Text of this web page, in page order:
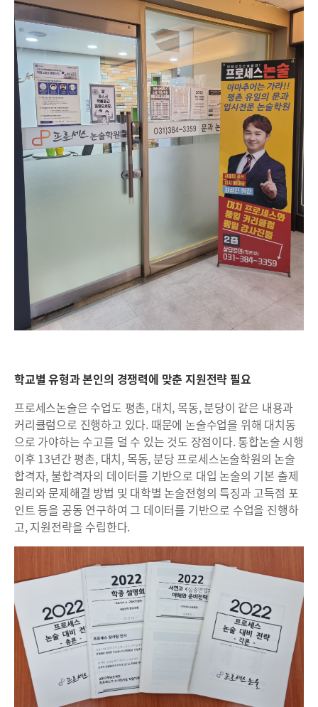
학교별 유형과 본인의 경쟁력에 맞춘 지원전략 필요
프로세스논술은 수업도 평촌, 대치, 목동, 분당이 같은 내용과
커리큘럼으로 진행하고 있다. 때문에 논술수업을 위해 대치동
으로 가야하는 수고를 덜 수 있는 것도 장점이다. 통합논술 시행
이후 13년간 평촌, 대치, 목동, 분당 프로세스논술학원의 논술
합격자, 불합격자의 데이터를 기반으로 대입 논술의 기본 출제
원리와 문제해결 방법 및 대학별 논술전형의 특징과 고득점 포
인트 등을 공동 연구하여 그 데이터를 기반으로 수업을 진행하
고, 지원전략을 수립한다.